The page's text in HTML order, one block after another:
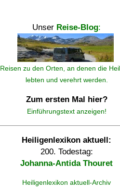
Unser Reise-Blog:
Reisen zu den Orten, an denen die
lebten und verehrt werden.
Zum ersten Mal hier?
Einführungstext anzeigen!
Heiligenlexikon aktuell:
200. Todestag:
Johanna-Antida Thouret
Heiligenlexikon aktuell-Archiv